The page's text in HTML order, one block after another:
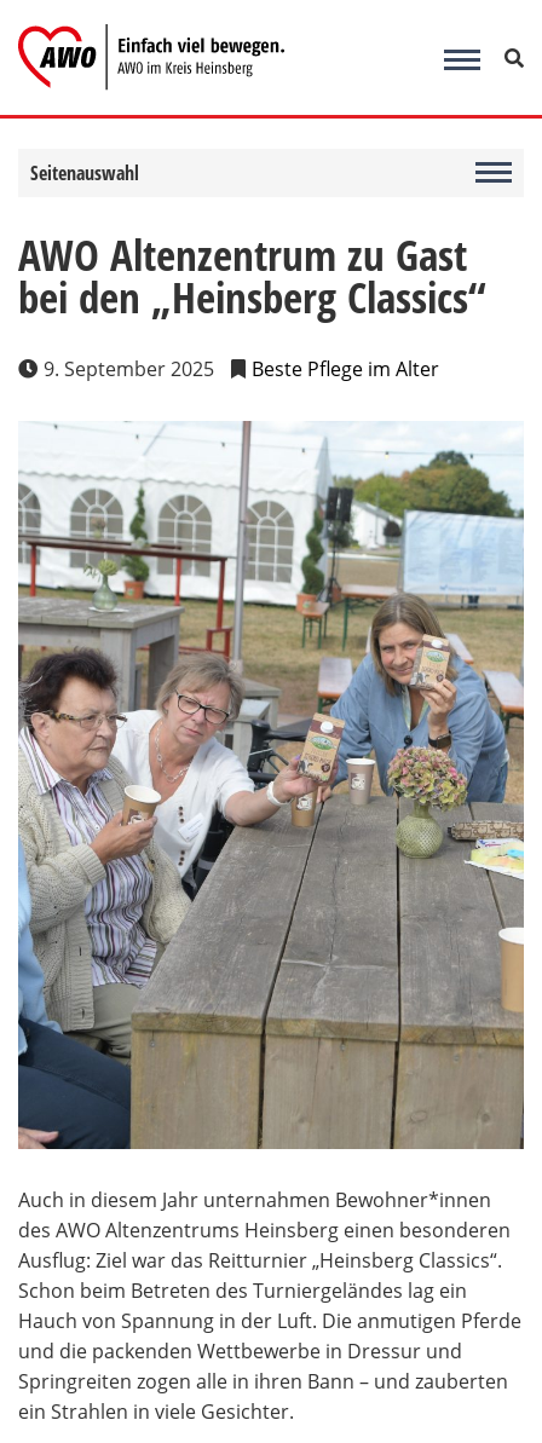
Inhalt
springen
Seitenauswahl
AWO Altenzentrum zu Gast
bei den „Heinsberg Classics“
9. September 2025 Beste Pflege im Alter
Auch in diesem Jahr unternahmen Bewohner*innen
des AWO Altenzentrums Heinsberg einen besonderen
Ausflug: Ziel war das Reitturnier „Heinsberg Classics“.
Schon beim Betreten des Turniergeländes lag ein
Hauch von Spannung in der Luft. Die anmutigen Pferde
und die packenden Wettbewerbe in Dressur und
Springreiten zogen alle in ihren Bann – und zauberten
ein Strahlen in viele Gesichter.